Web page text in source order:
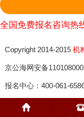
全国免费报名咨询热
Copyright 2014-2015 机
京公海网安备
报名中心：400-061-